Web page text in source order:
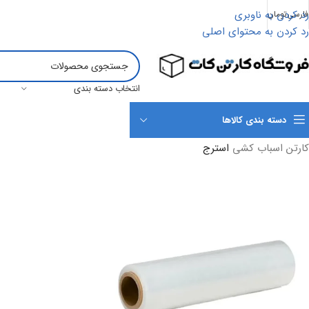
رد کردن به ناوبری
رد کردن به محتوای اصلی
فارسیتوماندر هر قدم کنار شما هستیم
انتخاب دسته بندی
دسته بندی کالاها
کارتن اسباب کشی استرج